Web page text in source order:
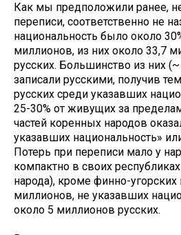
Как мы предположили ранее,
переписи, соответственно не
национальность было около
миллионов, из них около 33,7
русских. Большинство из них
записали русскими, получив
русских среди указавших
25-30% от живущих за
частей коренных народов
указавших национальность»
Потерь при переписи мало у
компактно в своих
народа), кроме финно-
миллионов, не указавших
около 5 миллионов русских.